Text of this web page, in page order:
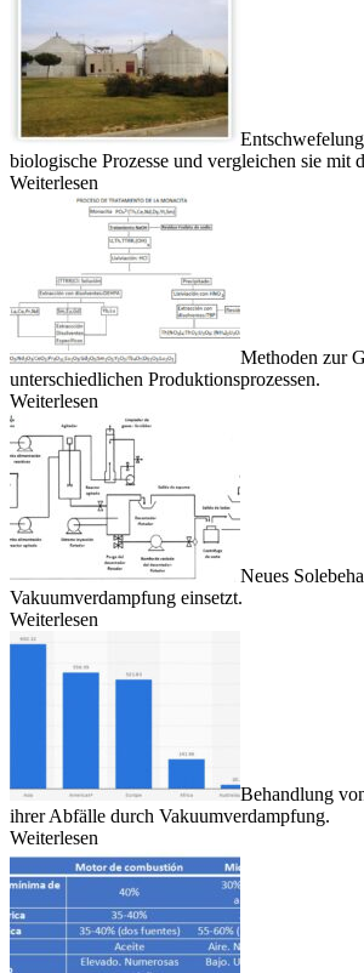
biologische Prozesse und vergleichen sie
Weiterlesen
Methoden zur
unterschiedlichen Produktionsprozessen.
Weiterlesen
Neues
Vakuumverdampfung einsetzt.
Weiterlesen
Behandlung
ihrer Abfälle durch Vakuumverdampfung.
Weiterlesen